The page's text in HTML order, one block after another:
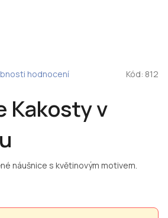
Kakosty v
náušnice s květinovým motivem.
hodnocení Kód: 812